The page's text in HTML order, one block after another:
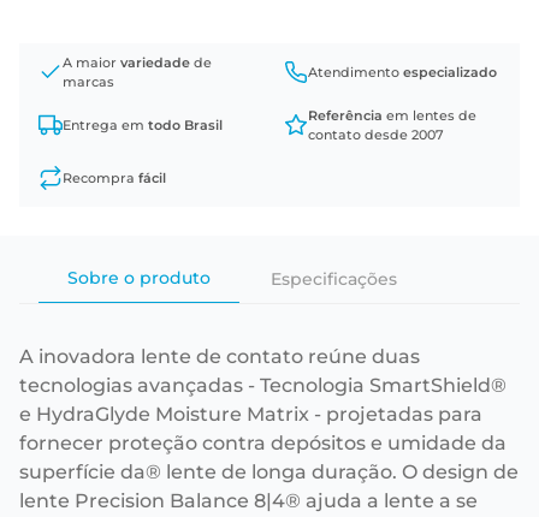
A maior variedade de
marcas
Atendimento especializado
Entrega em todo Brasil
Referência em lentes de
contato desde 2007
Recompra fácil
Sobre o produto Especificações
A inovadora lente de contato reúne duas
tecnologias avançadas - Tecnologia SmartShield®
e HydraGlyde Moisture Matrix - projetadas para
fornecer proteção contra depósitos e umidade da
superfície da® lente de longa duração. O design de
lente Precision Balance 8|4® ajuda a lente a se